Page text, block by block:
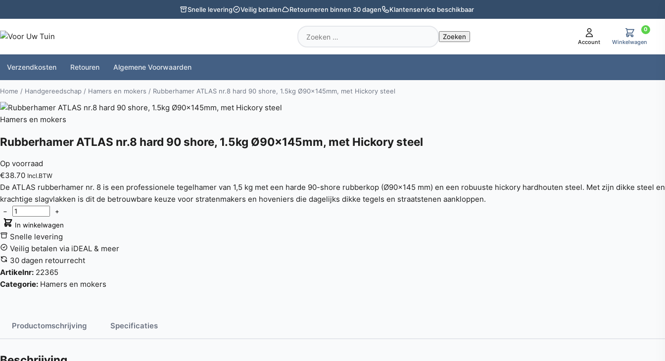
Snelle levering Veilig betalen Retourneren binnen 30 dagen Klantenservice beschikbaar
Zoeken
naar:
Account
0
Winkelwagen
Verzendkosten Retouren Algemene Voorwaarden
Home / Handgereedschap / Hamers en mokers / Rubberhamer ATLAS nr.8 hard 90 shore, 1.5kg Ø90x145mm, met Hickory steel
Hamers en mokers
Rubberhamer ATLAS nr.8 hard 90 shore, 1.5kg Ø90x145mm, met Hickory steel
Op voorraad
€38.70 Incl.BTW
De ATLAS rubberhamer nr. 8 is een professionele tegelhamer van 1,5 kg met een harde 90-shore rubberkop (Ø90x145 mm) en een robuuste hickory hardhouten steel. Met zijn dikke steel en
krachtige slagvlakken is dit de betrouwbare keuze voor stratenmakers en hoveniers die dagelijks dikke tegels en straatstenen aankloppen.
−
+
In winkelwagen
Snelle levering
Veilig betalen via iDEAL & meer
30 dagen retourrecht
Artikelnr: 22365
Categorie: Hamers en mokers
Productomschrijving Specificaties